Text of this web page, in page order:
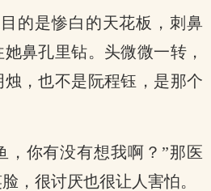
的是惨白的天花板，刺鼻
鼻孔里钻。头微微一转，
，也不是阮程钰，是那个
，你有没有想我啊？”那医
，很讨厌也很让人害怕。